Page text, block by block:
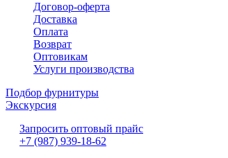
Договор-оферта
Доставка
Оплата
Возврат
Оптовикам
Услуги производства
Подбор фурнитуры
Экскурсия
Запросить оптовый прайс
+7 (987) 939-18-62